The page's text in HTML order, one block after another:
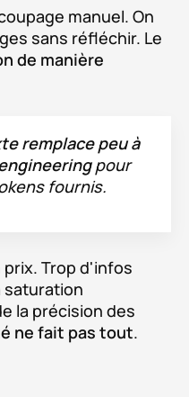
manuel. On
sans réfléchir. Le
de manière
remplace peu à
pour
fournis.
prix. Trop d'infos
saturation
la précision des
ne fait pas tout.